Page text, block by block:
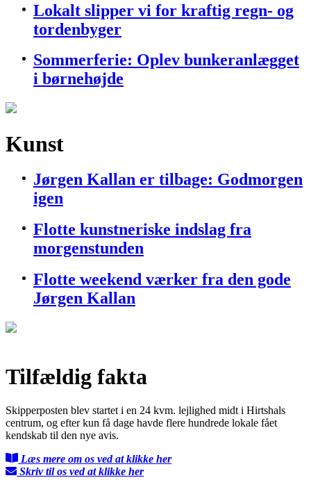
Lokalt slipper vi for kraftig regn- og
tordenbyger
Sommerferie: Oplev bunkeranlægget
i børnehøjde
Kunst
Jørgen Kallan er tilbage: Godmorgen
igen
Flotte kunstneriske indslag fra
morgenstunden
Flotte weekend værker fra den gode
Jørgen Kallan
Tilfældig fakta
Skipperposten blev startet i en 24 kvm. lejlighed midt i Hirtshals
centrum, og efter kun få dage havde flere hundrede lokale fået
kendskab til den nye avis.
Læs mere om os ved at klikke her
Skriv til os ved at klikke her